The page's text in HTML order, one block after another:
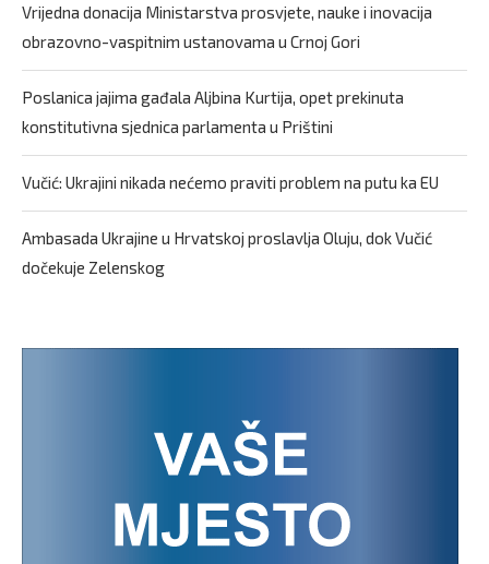
Vrijedna donacija Ministarstva prosvjete, nauke i inovacija
obrazovno-vaspitnim ustanovama u Crnoj Gori
Poslanica jajima gađala Aljbina Kurtija, opet prekinuta
konstitutivna sjednica parlamenta u Prištini
Vučić: Ukrajini nikada nećemo praviti problem na putu ka EU
Ambasada Ukrajine u Hrvatskoj proslavlja Oluju, dok Vučić
dočekuje Zelenskog